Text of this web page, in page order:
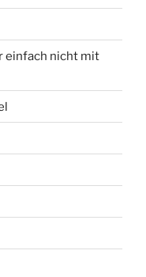
einfach nicht mit